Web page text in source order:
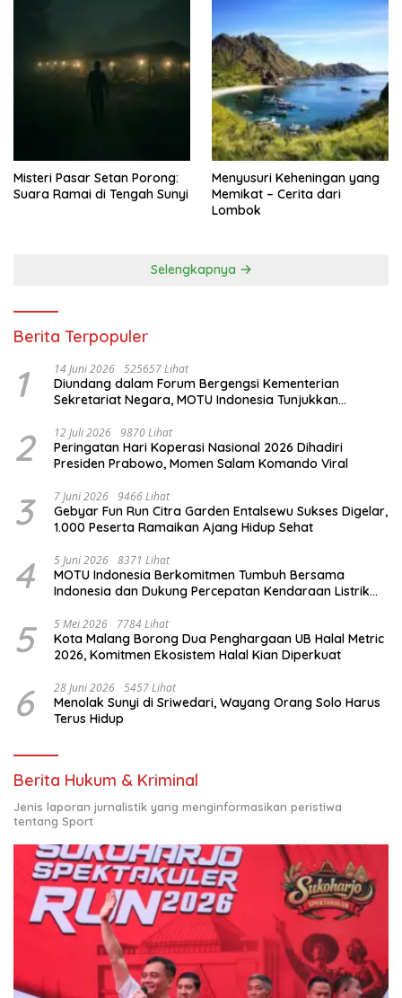
Misteri Pasar Setan Porong:
Suara Ramai di Tengah Sunyi
Menyusuri Keheningan yang
Memikat – Cerita dari
Lombok
Selengkapnya
Berita Terpopuler
1 14 Juni 2026 525657 Lihat
Diundang dalam Forum Bergengsi Kementerian
Sekretariat Negara, MOTU Indonesia Tunjukkan
2 12 Juli 2026 9870 Lihat
Peringatan Hari Koperasi Nasional 2026 Dihadiri
Presiden Prabowo, Momen Salam Komando Viral
3 7 Juni 2026 9466 Lihat
Gebyar Fun Run Citra Garden Entalsewu Sukses Digelar,
1.000 Peserta Ramaikan Ajang Hidup Sehat
4 5 Juni 2026 8371 Lihat
MOTU Indonesia Berkomitmen Tumbuh Bersama
Indonesia dan Dukung Percepatan Kendaraan Listrik
5 5 Mei 2026 7784 Lihat
Kota Malang Borong Dua Penghargaan UB Halal Metric
2026, Komitmen Ekosistem Halal Kian Diperkuat
6 28 Juni 2026 5457 Lihat
Menolak Sunyi di Sriwedari, Wayang Orang Solo Harus
Terus Hidup
Berita Hukum & Kriminal
Jenis laporan jurnalistik yang menginformasikan peristiwa
tentang Sport